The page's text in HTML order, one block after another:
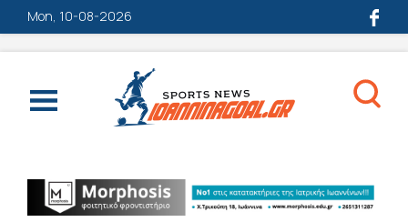
Mon, 10-08-2026